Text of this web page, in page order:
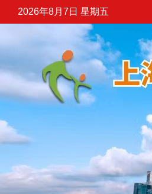
2026年8月7日 星期五